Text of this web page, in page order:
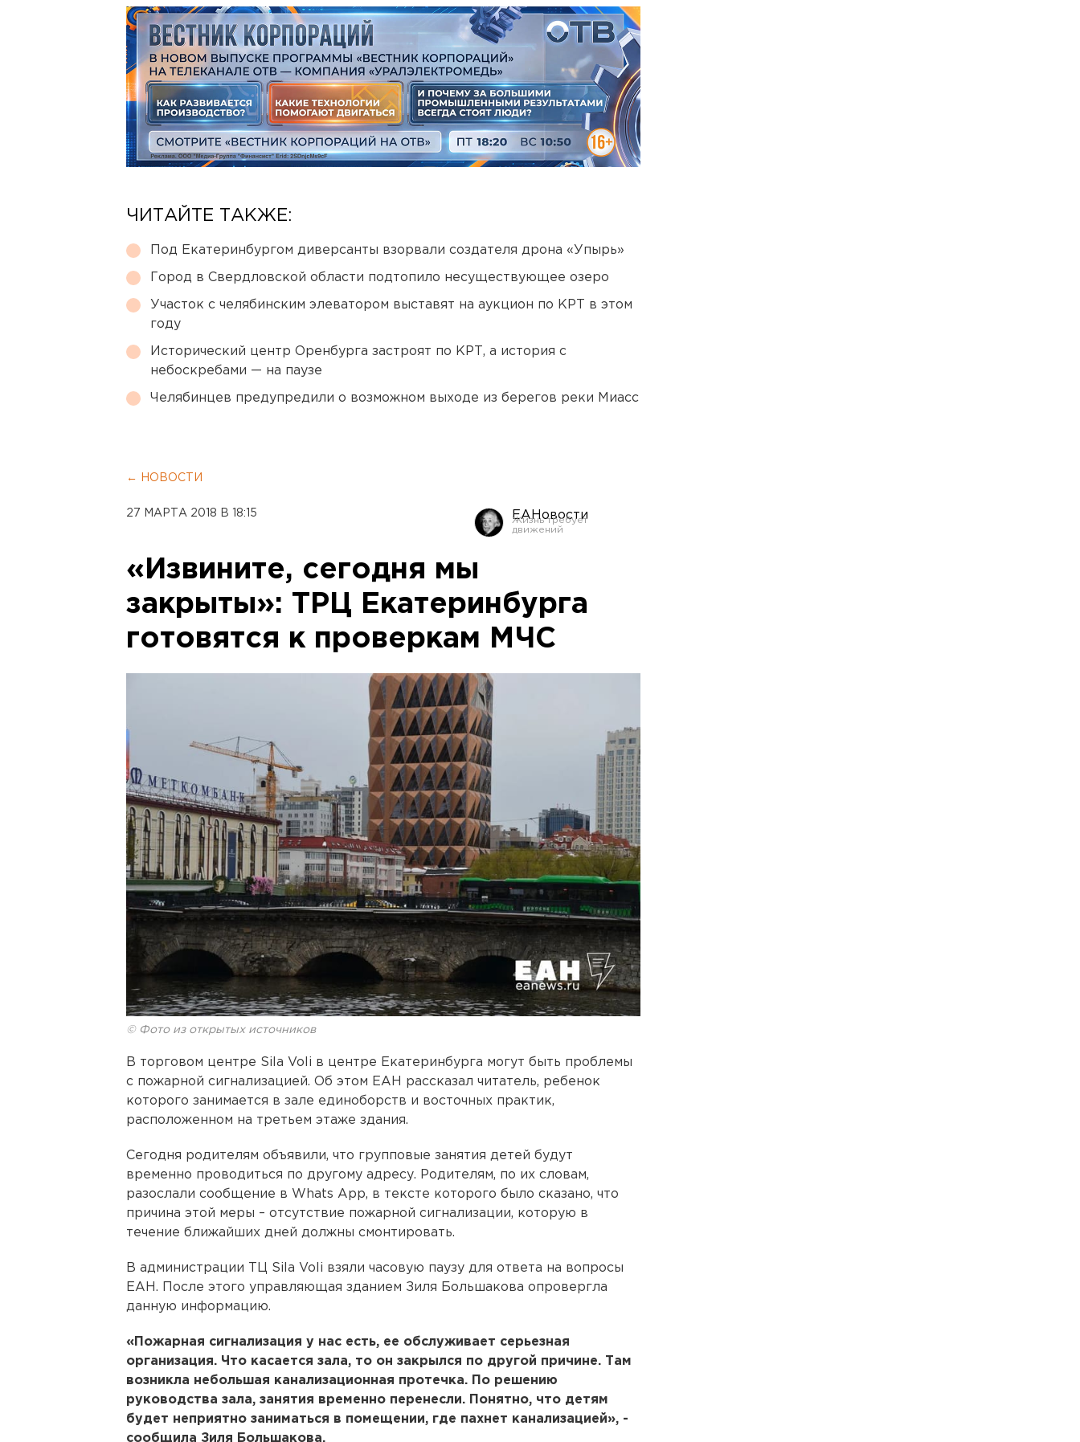
ЧИТАЙТЕ ТАКЖЕ:
Под Екатеринбургом диверсанты взорвали создателя дрона «Упырь»
Город в Свердловской области подтопило несуществующее озеро
Участок с челябинским элеватором выставят на аукцион по КРТ в этом
году
Исторический центр Оренбурга застроят по КРТ, а история с
небоскребами — на паузе
Челябинцев предупредили о возможном выходе из берегов реки Миасс
← НОВОСТИ
27 МАРТА 2018 В 18:15 ЕАНовости
«Извините, сегодня мы
закрыты»: ТРЦ Екатеринбурга
готовятся к проверкам МЧС
© Фото из открытых источников
В торговом центре Sila Voli в центре Екатеринбурга могут быть проблемы
с пожарной сигнализацией. Об этом ЕАН рассказал читатель, ребенок
которого занимается в зале единоборств и восточных практик,
расположенном на третьем этаже здания.
Сегодня родителям объявили, что групповые занятия детей будут
временно проводиться по другому адресу. Родителям, по их словам,
разослали сообщение в Whats App, в тексте которого было сказано, что
причина этой меры – отсутствие пожарной сигнализации, которую в
течение ближайших дней должны смонтировать.
В администрации ТЦ Sila Voli взяли часовую паузу для ответа на вопросы
ЕАН. После этого управляющая зданием Зиля Большакова опровергла
данную информацию.
«Пожарная сигнализация у нас есть, ее обслуживает серьезная
организация. Что касается зала, то он закрылся по другой причине. Там
возникла небольшая канализационная протечка. По решению
руководства зала, занятия временно перенесли. Понятно, что детям
будет неприятно заниматься в помещении, где пахнет канализацией», -
сообщила Зиля Большакова.